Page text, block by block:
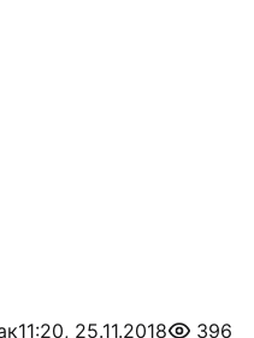
11:20, 25.11.2018 396